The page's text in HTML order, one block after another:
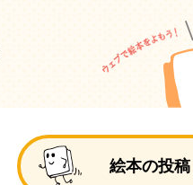
絵本の投稿